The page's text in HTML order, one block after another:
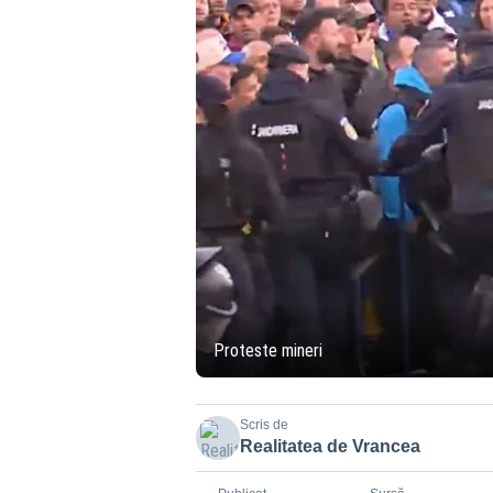
Proteste mineri
Scris de
Realitatea de Vrancea